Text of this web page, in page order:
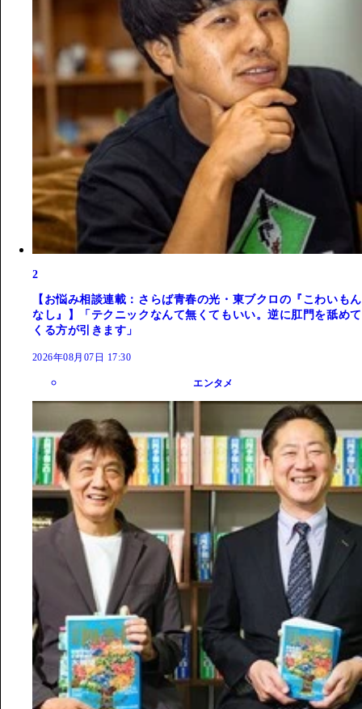
2
【お悩み相談連載：さらば青春の光・東ブクロの『こわいもん
なし』】「テクニックなんて無くてもいい。逆に肛門を舐めて
くる方が引きます」
2026年08月07日 17:30
エンタメ